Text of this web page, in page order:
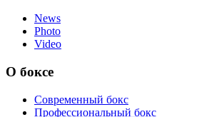
News
Photo
Video
О боксе
Современный бокс
Профессиональный бокс